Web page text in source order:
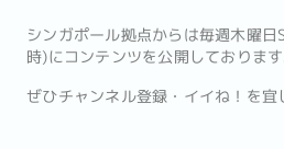
シンガポール拠点からは毎週木曜
時)にコンテンツを公開しております
ぜひチャンネル登録・イイね！を宜